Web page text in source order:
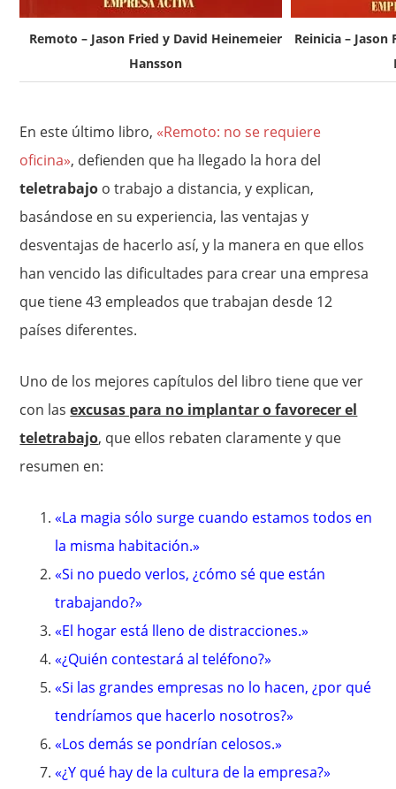
Remoto – Jason Fried y David Heinemeier
Hansson
Reinicia –
En este último libro, «Remoto: no se requiere
oficina», defienden que ha llegado la hora del
teletrabajo o trabajo a distancia, y explican,
basándose en su experiencia, las ventajas y
desventajas de hacerlo así, y la manera en que ellos
han vencido las dificultades para crear una empresa
que tiene 43 empleados que trabajan desde 12
países diferentes.
Uno de los mejores capítulos del libro tiene que ver
con lasexcusas para no implantar o favorecer el
teletrabajo, que ellos rebaten claramente y que
resumen en:
«La magia sólo surge cuando estamos todos en
la misma habitación.»
«Si no puedo verlos, ¿cómo sé que están
trabajando?»
«El hogar está lleno de distracciones.»
«¿Quién contestará al teléfono?»
«Si las grandes empresas no lo hacen, ¿por qué
tendríamos que hacerlo nosotros?»
«Los demás se pondrían celosos.»
«¿Y qué hay de la cultura de la empresa?»